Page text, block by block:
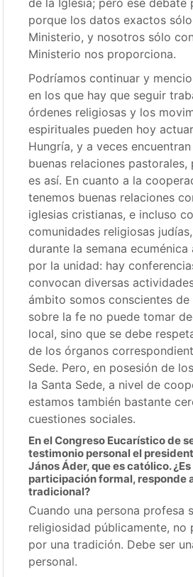
de la Iglesia; pero ese debate
porque los datos exactos
Ministerio, y nosotros sólo
Ministerio nos proporciona.
Podríamos continuar y
en los que hay que seguir
órdenes religiosas y los
espirituales pueden hoy
Hungría, y a veces
buenas relaciones
es así. En cuanto a la
tenemos buenas relaciones
iglesias cristianas, e incluso
comunidades religiosas
durante la semana
por la unidad: hay
convocan diversas
ámbito somos conscientes
sobre la fe no puede tomar
local, sino que se debe
de los órganos
Sede. Pero, en posesión de
la Santa Sede, a nivel de
estamos también bastante
cuestiones sociales.
En el Congreso Eucarístico de
testimonio personal el
János Áder, que es católico.
participación formal, responde
tradicional?
Cuando una persona profesa
religiosidad públicamente, no
por una tradición. Debe ser
personal.